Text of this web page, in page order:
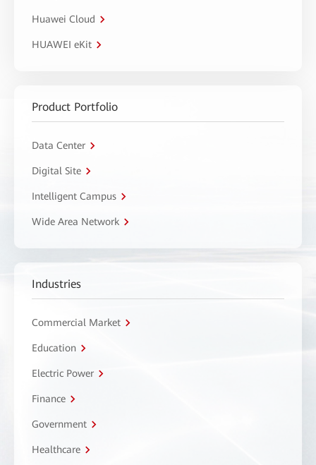
Huawei Cloud
HUAWEI eKit
Product Portfolio
Data Center
Digital Site
Intelligent Campus
Wide Area Network
Industries
Commercial Market
Education
Electric Power
Finance
Government
Healthcare